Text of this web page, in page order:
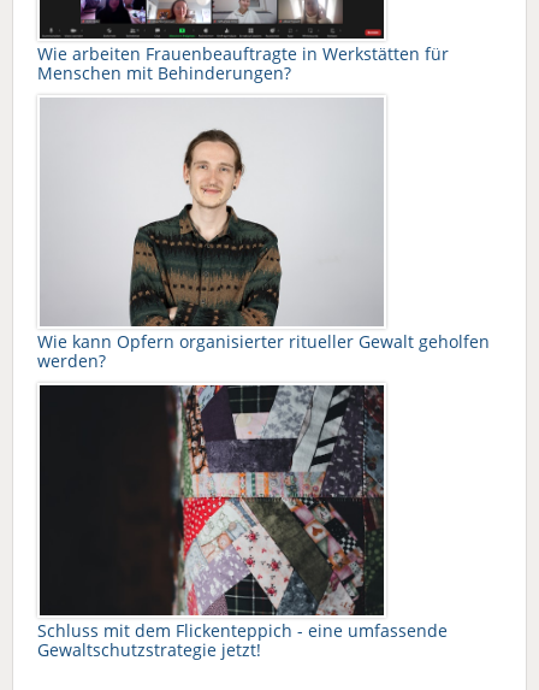
Wie arbeiten Frauenbeauftragte in Werkstätten für
Menschen mit Behinderungen?
Wie kann Opfern organisierter ritueller Gewalt geholfen
werden?
Schluss mit dem Flickenteppich - eine umfassende
Gewaltschutzstrategie jetzt!